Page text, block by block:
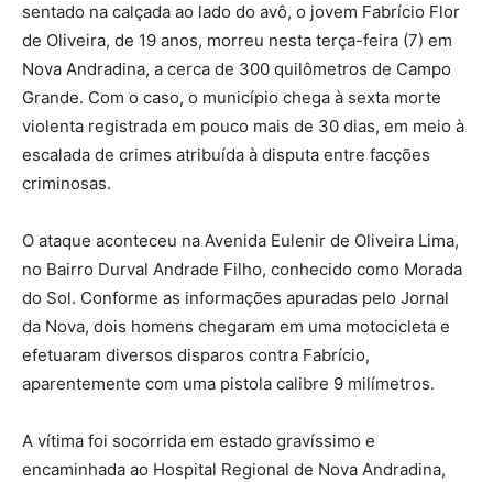
sentado na calçada ao lado do avô, o jovem Fabrício Flor
de Oliveira, de 19 anos, morreu nesta terça-feira (7) em
Nova Andradina, a cerca de 300 quilômetros de Campo
Grande. Com o caso, o município chega à sexta morte
violenta registrada em pouco mais de 30 dias, em meio à
escalada de crimes atribuída à disputa entre facções
criminosas.
O ataque aconteceu na Avenida Eulenir de Oliveira Lima,
no Bairro Durval Andrade Filho, conhecido como Morada
do Sol. Conforme as informações apuradas pelo Jornal
da Nova, dois homens chegaram em uma motocicleta e
efetuaram diversos disparos contra Fabrício,
aparentemente com uma pistola calibre 9 milímetros.
A vítima foi socorrida em estado gravíssimo e
encaminhada ao Hospital Regional de Nova Andradina,